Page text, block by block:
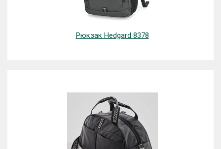
Рюкзак Hedgard 8378